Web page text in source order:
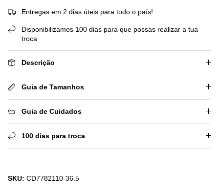
Entregas em 2 dias úteis para todo o país!
Disponibilizamos 100 dias para que possas realizar a tua
troca
Descrição
Guia de Tamanhos
Guia de Cuidados
100 dias para troca
SKU: CD7782110-36.5